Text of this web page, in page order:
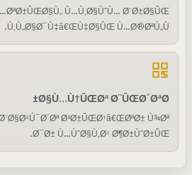
Ù…Ù‚Ø§ÙˆÙ… Ø¨Ø±Ø§ÛŒ
Ù‚Ù„Ø§Ø¯Ù‡â€ŒÙ‡Ø§ÛŒ Ù…Ø®ØªÙ„Ù.
Ø§Ù…Ù†ÛŒØª Ø¨ÛŒØ´ØªØ±
Ø³Ø±ÛŒØ¹â€ŒØªØ± Ù¾Øª
Ø¯Ø± Ù…ÙˆØ§Ù‚Ø¹ Ø¶Ø±ÙˆØ±ÛŒ.